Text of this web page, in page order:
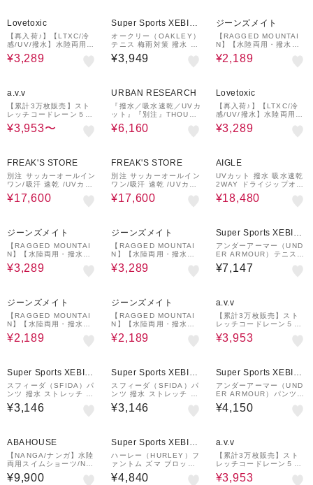
Lovetoxic
【再入荷♪】【LTXC/冷
感/UV/撥水】水陸両用パ
ンツ
¥3,289
Super Sports XEBIO
&mall店
オークリー（OAKLEY）
テニス 梅雨対策 撥水 O
PERATIVE WR パンツ
FOA407840-02E
¥3,949
ジーンズメイト
【RAGGED MOUNTAI
N】【水陸両用・撥水】T
AMWORTH/タムワース
ナイロン バギーショーツ
¥2,189
a.v.v
【累計3万枚販売】スト
レッチコードレーン５ポ
ケット SOUKAIベーシッ
クアンクルパンツ【接触
¥3,953〜
URBAN RESEARCH
『撥水／吸水速乾／UVカ
ット』『別注』THOUSA
ND MILE×URBAN RES
EARCH MID LENGTH
¥6,160
Lovetoxic
【再入荷♪】【LTXC/冷
感/UV/撥水】水陸両用パ
ンツ
¥3,289
FREAK'S STORE
別注 サッカーオールイン
ワン/吸汗 速乾 /UVカッ
ト
¥17,600
FREAK'S STORE
別注 サッカーオールイン
ワン/吸汗 速乾 /UVカッ
ト
¥17,600
AIGLE
UVカット 撥水 吸水速乾
2WAY ドライジップオフ
ハイキングパンツ / パラ
シュートパンツ
¥18,480
ジーンズメイト
【RAGGED MOUNTAI
N】【水陸両用・撥水】T
AMWORTH/タムワース
撥水&UVカット ナイロ
¥3,289
ジーンズメイト
【RAGGED MOUNTAI
N】【水陸両用・撥水】T
AMWORTH/タムワース
撥水&UVカット ナイロ
¥3,289
Super Sports XEBIO
&mall店
アンダーアーマー（UND
ER ARMOUR）テニス
梅雨対策 撥水 アンスト
ッパブル カーゴパンツ 1
¥7,147
ジーンズメイト
【RAGGED MOUNTAI
N】【水陸両用・撥水】T
AMWORTH/タムワース
ナイロン バギーショーツ
¥2,189
ジーンズメイト
【RAGGED MOUNTAI
N】【水陸両用・撥水】T
AMWORTH/タムワース
ナイロン バギーショーツ
¥2,189
a.v.v
【累計3万枚販売】スト
レッチコードレーン５ポ
ケット SOUKAIベーシッ
クアンクルパンツ【接触
¥3,953
Super Sports XEBIO
&mall店
スフィーダ（SFIDA）パ
ンツ 撥水 ストレッチ ネ
イビー ライトウーブン
トラックパンツ SA-24X
¥3,146
Super Sports XEBIO
&mall店
スフィーダ（SFIDA）パ
ンツ 撥水 ストレッチ ク
ール ブラック 黒 ライト
ウーブン トラックパンツ
¥3,146
Super Sports XEBIO
&mall店
アンダーアーマー（UND
ER ARMOUR）パンツ
ストレッチ 撥水 ブラッ
ク 黒 アーマースポーツ
¥4,150
ABAHOUSE
【NANGA/ナンガ】水陸
両用スイムショーツ/N25
00-1E521A/ユニセッ
¥9,900
Super Sports XEBIO
&mall店
ハーレー（HURLEY）フ
ァントム ズマ ブロック
パーティー ボレー 19 ハ
ーフパンツ 水陸両用 MW
¥4,840
a.v.v
【累計3万枚販売】スト
レッチコードレーン５ポ
ケット SOUKAIベーシッ
クアンクルパンツ【接触
¥3,953